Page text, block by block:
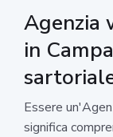
Agenzia
in
Essere
significa